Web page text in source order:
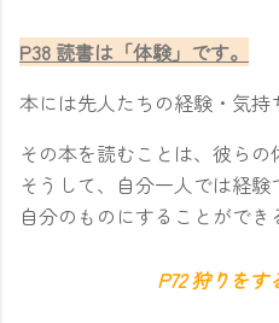
P38 読書は「体験」です。
本には先人たちの経験・気持
その本を読むことは、彼らの
そうして、自分一人では経
自分のものにすることができ
P72 狩りを